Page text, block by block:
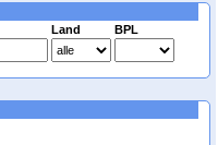
Land BPL